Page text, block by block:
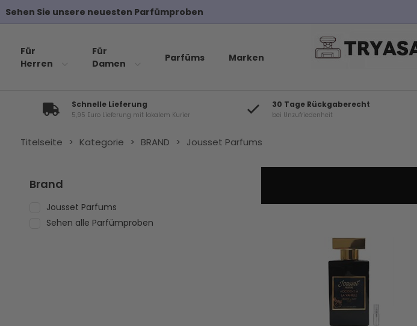
Für
Herren
Für
Damen
Parfüms Marken
Schnelle Lieferung
5,95 Euro Lieferung mit lokalem Kurier
30 Tage Rückgaberecht
bei Unzufriedenheit
Titelseite > Kategorie > BRAND > Jousset Parfums
Brand
Jousset Parfums
Sehen alle Parfümproben